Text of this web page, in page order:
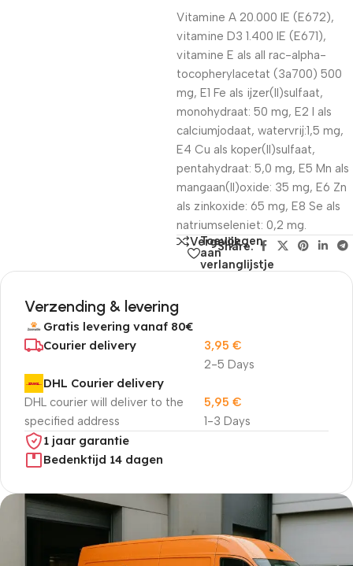
Vitamine A 20.000 IE (E672),
vitamine D3 1.400 IE (E671),
vitamine E als all rac-alpha-
tocopherylacetat (3a700) 500
mg, E1 Fe als ijzer(II)sulfaat,
monohydraat: 50 mg, E2 I als
calciumjodaat, watervrij:1,5 mg,
E4 Cu als koper(II)sulfaat,
pentahydraat: 5,0 mg, E5 Mn als
mangaan(II)oxide: 35 mg, E6 Zn
als zinkoxide: 65 mg, E8 Se als
natriumseleniet: 0,2 mg.
Vergelijk
Toevoegen
aan
verlanglijstje
Share:
Verzending & levering
Gratis levering vanaf 80€
Courier delivery
2-5 Days
3,95 €
DHL Courier delivery
DHL courier will deliver to the
specified address
1-3 Days
5,95 €
1 jaar garantie
Bedenktijd 14 dagen